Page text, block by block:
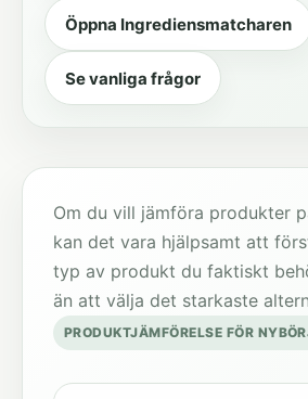
Öppna Ingrediensmatcharen
Se vanliga frågor
Om du vill jämföra produkter
kan det vara hjälpsamt att
typ av produkt du faktiskt
än att välja det starkaste
PRODUKTJÄMFÖRELSE FÖR